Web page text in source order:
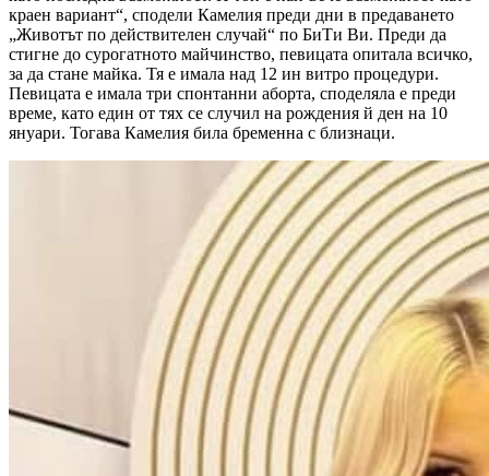
краен вариант“, сподели Камелия преди дни в предаването
„Животът по действителен случай“ по БиТи Ви. Преди да
стигне до сурогатното майчинство, певицата опитала всичко,
за да стане майка. Тя е имала над 12 ин витро процедури.
Певицата е имала три спонтанни аборта, споделяла е преди
време, като един от тях се случил на рождения й ден на 10
януари. Тогава Камелия била бременна с близнаци.